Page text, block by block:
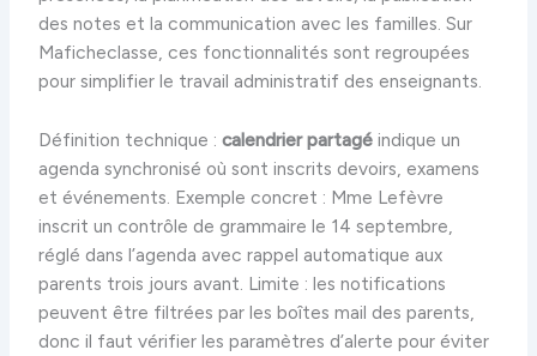
des notes et la communication avec les familles. Sur
Maficheclasse, ces fonctionnalités sont regroupées
pour simplifier le travail administratif des enseignants.
Définition technique :calendrier partagé indique un
agenda synchronisé où sont inscrits devoirs, examens
et événements. Exemple concret : Mme Lefèvre
inscrit un contrôle de grammaire le 14 septembre,
réglé dans l’agenda avec rappel automatique aux
parents trois jours avant. Limite : les notifications
peuvent être filtrées par les boîtes mail des parents,
donc il faut vérifier les paramètres d’alerte pour éviter